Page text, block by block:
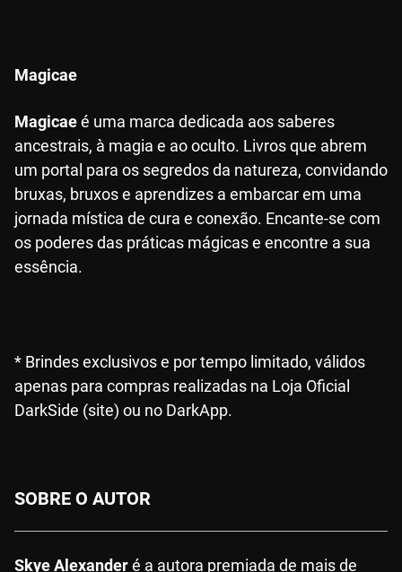
Magicae
Magicaeé uma marca dedicada aos saberes
ancestrais, à magia e ao oculto. Livros que abrem
um portal para os segredos da natureza, convidando
bruxas, bruxos e aprendizes a embarcar em uma
jornada mística de cura e conexão. Encante-se com
os poderes das práticas mágicas e encontre a sua
essência.
* Brindes exclusivos e por tempo limitado, válidos
apenas para compras realizadas na Loja Oficial
DarkSide (site) ou no DarkApp.
SOBRE O AUTOR
Skye Alexanderé a autora premiada de mais de